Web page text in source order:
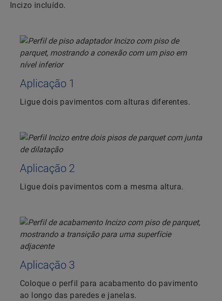
Incizo incluído.
Aplicação 1
Ligue dois pavimentos com alturas diferentes.
Aplicação 2
Ligue dois pavimentos com a mesma altura.
Aplicação 3
Coloque o perfil para acabamento do pavimento
ao longo das paredes e janelas.